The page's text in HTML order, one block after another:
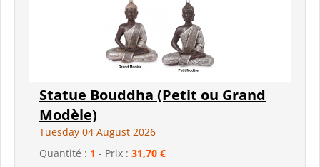
Statue Bouddha (Petit ou Grand
Modèle)
Tuesday 04 August 2026
Quantité : 1 - Prix : 31,70 €